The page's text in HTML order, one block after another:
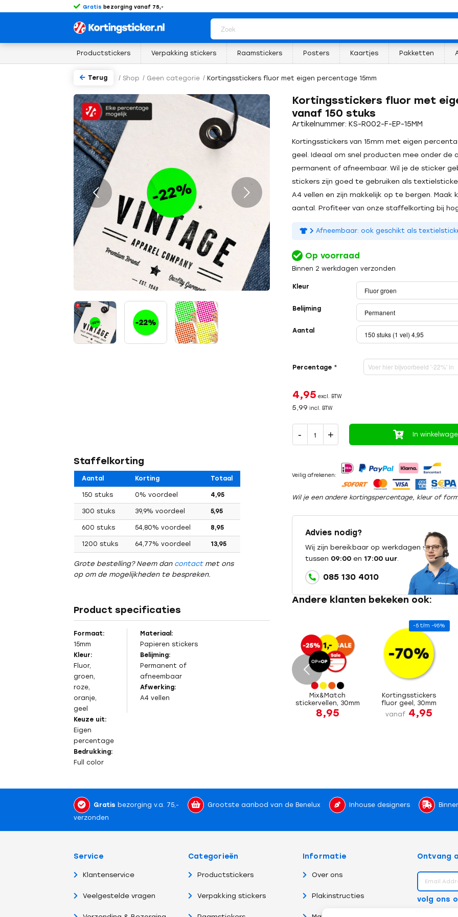
Gratis bezorging vanaf 75,-
/ Shop / Geen categorie / Kortingsstickers fluor met eigen percentage 15mm
Productstickers Verpakking stickers Raamstickers Posters Kaartjes Pakketten
Terug
Volgende
Kortingsstickers fluor met
vanaf 150 stuks
Artikelnummer: KS-R002-F-EP-15MM
Kortingsstickers van 15mm met eigen
geel. Ideaal om snel producten mee onder de
permanent of afneembaar. Wil je de sticker
stickers zijn goed te gebruiken als
A4 vellen en zijn makkelijk op te bergen. Maak
aantal. Profiteer van onze staffelkorting bij
Afneembaar: ook geschikt als
Op voorraad
Binnen 2 werkdagen verzonden
Kleur
Belijming
Aantal
4,95 excl. BTW
5,99 incl. BTW
Percentage *
In
Veilig afrekenen:
Wil je een andere kortingspercentage, kleur of
Staffelkorting
Aantal Korting Totaal
150 stuks 0% voordeel 4,95
300 stuks 39,9% voordeel 5,95
600 stuks 54,80% voordeel 8,95
1200 stuks 64,77% voordeel 13,95
Grote bestelling? Neem dan contactmet ons
op om de mogelijkheden te bespreken.
Product specificaties
Formaat:
15mm
Kleur:
Fluor,
groen,
roze,
oranje,
geel
Keuze uit:
Eigen
percentage
Bedrukking:
Full color
Materiaal:
Papieren stickers
Belijming:
Permanent of
afneembaar
Afwerking:
A4 vellen
Advies nodig?
Wij zijn bereikbaar op werkdagen
tussen 09:00en 17:00 uur.
085 130 4010
Andere klanten bekeken ook:
Mix&Match
stickervellen, 30mm
8,95
-5 t/m -95%
Kortingsstickers
fluor geel, 30mm
vanaf 4,95
Gratis bezorging v.a. 75,- Grootste aanbod van de Benelux Inhouse designers
verzonden
Service
Klantenservice
Veelgestelde vragen
Categorieën
Productstickers
Verpakking stickers
Informatie
Over ons
Plakinstructies
Ontvang
volg ons